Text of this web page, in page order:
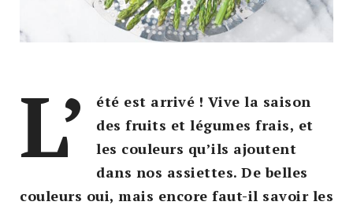
L’
été est arrivé ! Vive la saison
des fruits et légumes frais, et
les couleurs qu’ils ajoutent
dans nos assiettes. De belles
couleurs oui, mais encore faut-il savoir les